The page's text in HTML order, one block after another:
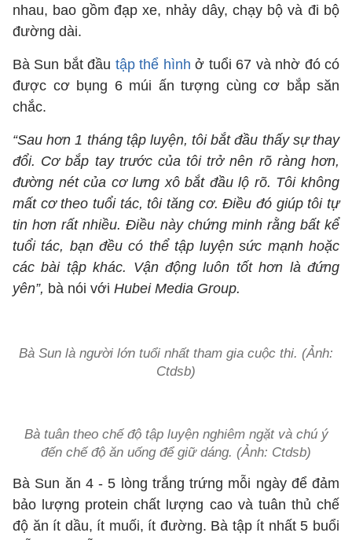
nhau, bao gồm đạp xe, nhảy dây, chạy bộ và đi bộ
đường dài.
Bà Sun bắt đầu tập thể hình ở tuổi 67 và nhờ đó có
được cơ bụng 6 múi ấn tượng cùng cơ bắp săn
chắc.
“Sau hơn 1 tháng tập luyện, tôi bắt đầu thấy sự thay
đổi. Cơ bắp tay trước của tôi trở nên rõ ràng hơn,
đường nét của cơ lưng xô bắt đầu lộ rõ. Tôi không
mất cơ theo tuổi tác, tôi tăng cơ. Điều đó giúp tôi tự
tin hơn rất nhiều.Điều này chứng minh rằng bất kể
tuổi tác, bạn đều có thể tập luyện sức mạnh hoặc
các bài tập khác. Vận động luôn tốt hơn là đứng
yên”, bà nói với Hubei Media Group.
Bà Sun là người lớn tuổi nhất tham gia cuộc thi. (Ảnh:
Ctdsb)
Bà tuân theo chế độ tập luyện nghiêm ngặt và chú ý
đến chế độ ăn uống để giữ dáng. (Ảnh: Ctdsb)
Bà Sun ăn 4 - 5 lòng trắng trứng mỗi ngày để đảm
bảo lượng protein chất lượng cao và tuân thủ chế
độ ăn ít dầu, ít muối, ít đường. Bà tập ít nhất 5 buổi